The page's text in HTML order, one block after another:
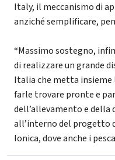
Italy, il meccanismo di
anziché semplificare,
“Massimo sostegno,
di realizzare un grande
Italia che metta insieme
farle trovare pronte e
dell’allevamento e
all’interno del progetto
Ionica, dove anche i